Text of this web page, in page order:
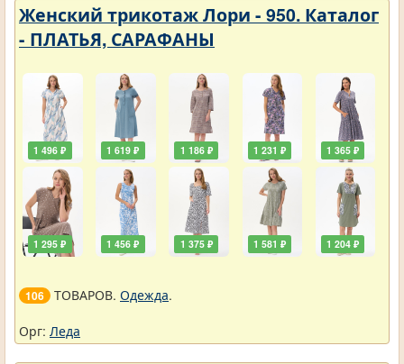
Женский трикотаж Лори - 950. Каталог
- ПЛАТЬЯ, САРАФАНЫ
1 496 ₽
1 295 ₽
1 619 ₽
1 456 ₽
1 186 ₽
1 375 ₽
1 231 ₽
1 581 ₽
1 365 ₽
1 204 ₽
106 ТОВАРОВ. Одежда.
Орг: Леда